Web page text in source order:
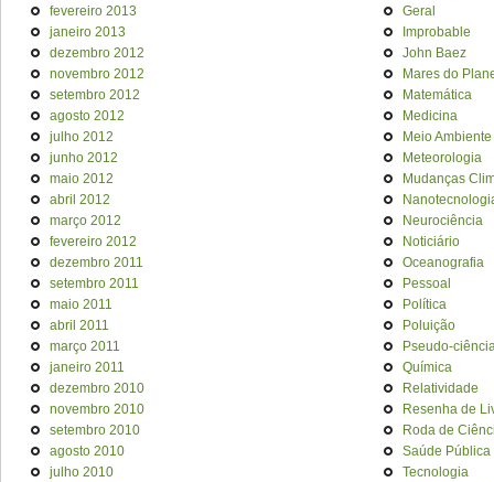
fevereiro 2013
janeiro 2013
dezembro 2012
novembro 2012
setembro 2012
agosto 2012
julho 2012
junho 2012
maio 2012
abril 2012
março 2012
fevereiro 2012
dezembro 2011
setembro 2011
maio 2011
abril 2011
março 2011
janeiro 2011
dezembro 2010
novembro 2010
setembro 2010
agosto 2010
julho 2010
Geral
Improbable
John Baez
Mares do
Matemática
Medicina
Meio Ambiente
Meteorologia
Mudanças
Neurociência
Noticiário
Oceanografia
Pessoal
Política
Poluição
Pseudo-
Química
Relatividade
Resenha de
Roda de
Saúde Pública
Tecnologia